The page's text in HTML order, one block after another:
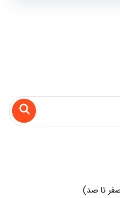
تا صد)